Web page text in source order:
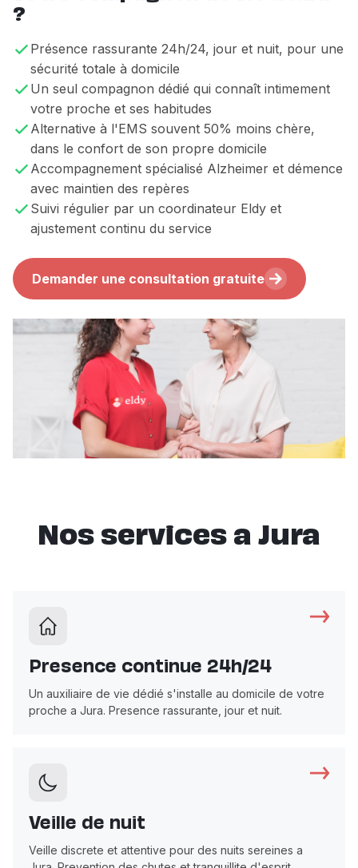
?
Présence rassurante 24h/24, jour et nuit, pour une
sécurité totale à domicile
Un seul compagnon dédié qui connaît intimement
votre proche et ses habitudes
Alternative à l'EMS souvent 50% moins chère,
dans le confort de son propre domicile
Accompagnement spécialisé Alzheimer et démence
avec maintien des repères
Suivi régulier par un coordinateur Eldy et
ajustement continu du service
Demander une consultation gratuite
Nos services a Jura
Presence continue 24h/24
Un auxiliaire de vie dédié s'installe au domicile de votre
proche a Jura. Presence rassurante, jour et nuit.
Veille de nuit
Veille discrete et attentive pour des nuits sereines a